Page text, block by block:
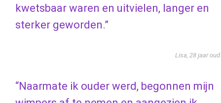
kwetsbaar waren en uitvielen, langer en
sterker geworden.”
Lisa, 28 jaar oud.
“Naarmate ik ouder werd, begonnen mijn